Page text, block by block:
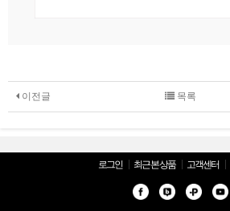
이전글 목록
로그인 최근 본 상품 고객센터